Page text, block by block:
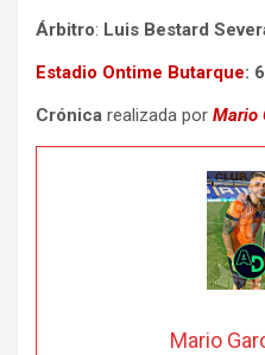
Árbitro: Luis Bestard
Estadio Ontime Butarque:
Crónica realizada por Mario
Mario